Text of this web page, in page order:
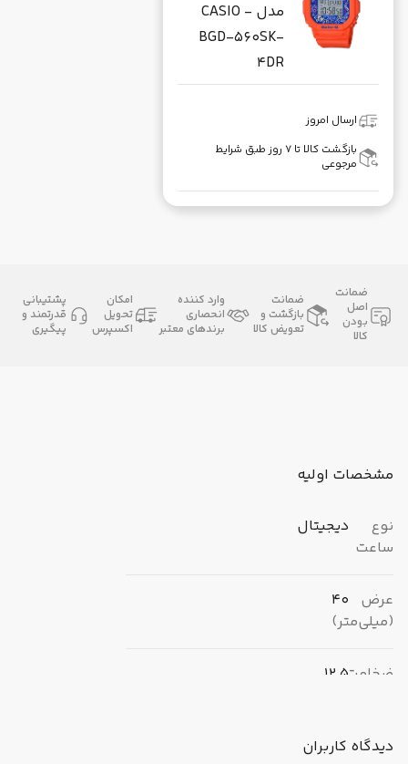
مدل CASIO -
BGD-560SK-
4DR
ارسال امروز
بازگشت کالا تا ۷ روز طبق شرایط
مرجوعی
ضمانت
اصل
بودن
کالا
ضمانت
بازگشت و
تعویض کالا
وارد کننده
انحصاری
برندهای معتبر
امکان
تحویل
اکسپرس
پشتیبانی
قدرتمند و
پیگیری
مشخصات اولیه
نوع
ساعت
دیجیتال
عرض
(میلی‌متر)
40
ضخامت12.5
برند کاسیو (CASIO)
دیدگاه کاربران